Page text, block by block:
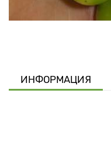
ИНФОРМАЦИЯ